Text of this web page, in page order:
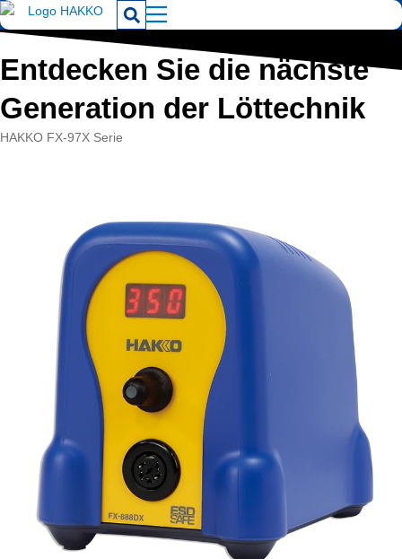
Entdecken Sie die nächste
Generation der Löttechnik
HAKKO FX-97X Serie